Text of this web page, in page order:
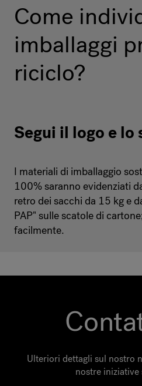
Come
imballaggi
riciclo?
Segui il logo e
I materiali di imballaggio
100% saranno evidenziati
retro dei sacchi da 15 kg e
PAP" sulle scatole di
facilmente.
Ulteriori dettagli sul nostro
nostre